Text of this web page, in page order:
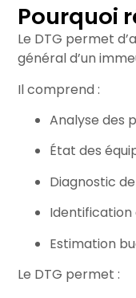
Pourquoi
Le DTG permet
général d’un
Il comprend :
Analyse des
État des
Diagnostic
Identification
Estimation
Le DTG permet :